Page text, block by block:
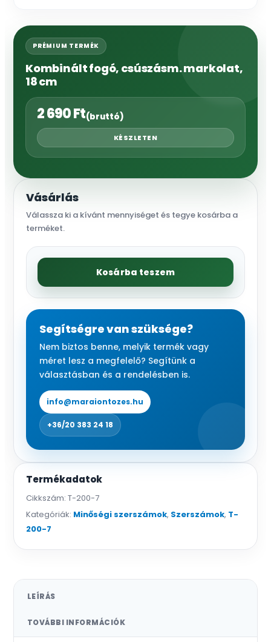
PRÉMIUM TERMÉK
Kombinált fogó, csúszásm. markolat,
18 cm
2 690Ft(bruttó)
KÉSZLETEN
Vásárlás
Válassza ki a kívánt mennyiséget és tegye kosárba a
terméket.
Kombinált
fogó,
markolat,
18
mennyiség
Kosárba teszem
Segítségre van szüksége?
Nem biztos benne, melyik termék vagy
méret lesz a megfelelő? Segítünk a
választásban és a rendelésben is.
info@maraiontozes.hu
+36/20 383 24 18
Termékadatok
Cikkszám: T-200-7
Kategóriák: Minőségi szerszámok, Szerszámok, T-
200-7
LEÍRÁS
TOVÁBBI INFORMÁCIÓK